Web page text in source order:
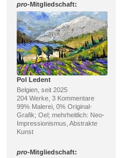
pro-Mitgliedschaft:
Pol Ledent
Belgien, seit 2025
204 Werke, 3 Kommentare
99% Malerei, 0% Original-
Grafik; Oel; mehrheitlich: Neo-
Impressionismus, Abstrakte
Kunst
pro-Mitgliedschaft: